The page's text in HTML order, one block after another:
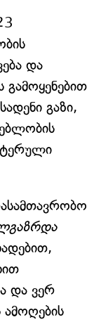
და
გაზი,
და ვერ
ამოღების